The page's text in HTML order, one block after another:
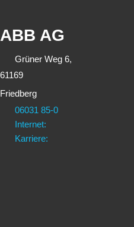
ABB AG
Grüner Weg 6,
61169
Friedberg
06031 85-0
Internet:
Karriere: